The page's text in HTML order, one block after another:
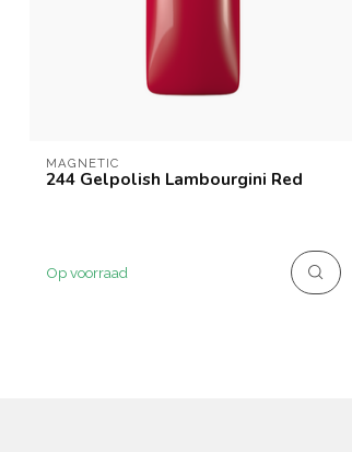
MAGNETIC
244 Gelpolish Lambourgini Red
Op voorraad